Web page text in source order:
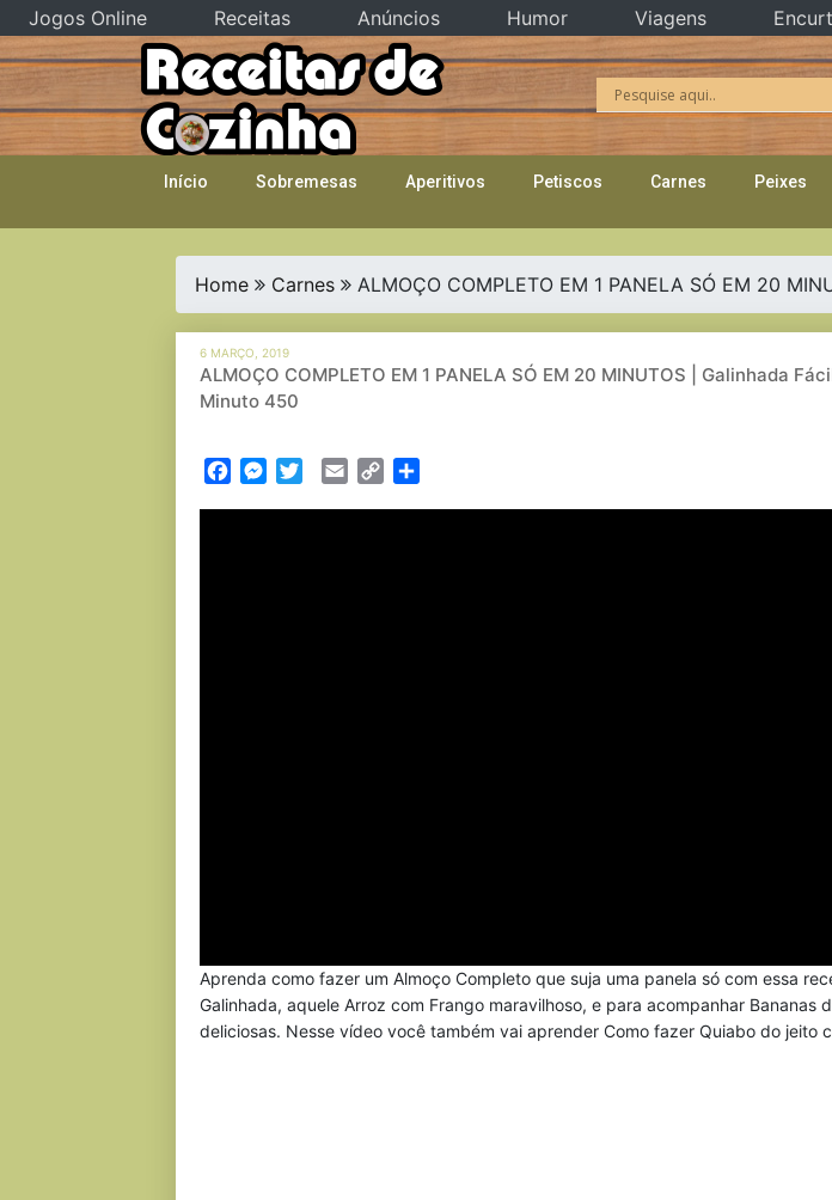
Skip
to
content
Início Sobremesas Aperitivos Petiscos Carnes Peixes
Home Carnes ALMOÇO COMPLETO EM 1 PANELA SÓ EM 20
6 MARÇO, 2019
ALMOÇO COMPLETO EM 1 PANELA SÓ EM 20 MINUTOS | Galinhada
Minuto 450
FacebookMessenger
TwitterEmail Copy
Aprenda como fazer um Almoço Completo que suja uma panela só com essa
Galinhada, aquele Arroz com Frango maravilhoso, e para acompanhar Bananas
deliciosas. Nesse vídeo você também vai aprender Como fazer Quiabo do jeito
Jogos Online Receitas Anúncios Humor Viagens